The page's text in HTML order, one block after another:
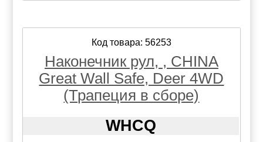
Код товара: 56253
Наконечник рул, , CHINA
Great Wall Safe, Deer 4WD
(Трапеция в сборе)
WHCQ